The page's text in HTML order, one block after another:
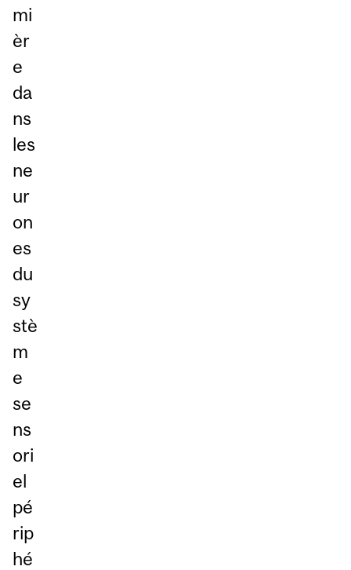
mi
èr
e
da
ns
les
ne
ur
on
es
du
sy
stè
m
e
se
ns
ori
el
pé
rip
hé